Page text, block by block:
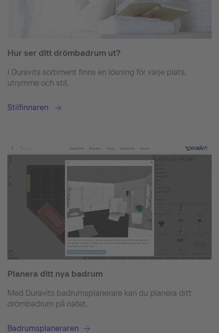
Hur ser ditt drömbadrum ut?
I Duravits sortiment finns en lösning för varje plats,
utrymme och stil.
Stilfinnaren
Planera ditt nya badrum
Med Duravits badrumsplanerare kan du planera ditt
drömbadrum på nätet.
Badrumsplaneraren